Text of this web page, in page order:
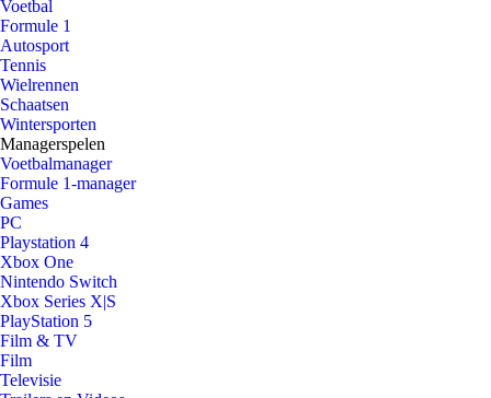
Voetbal
Formule 1
Autosport
Tennis
Wielrennen
Schaatsen
Wintersporten
Managerspelen
Voetbalmanager
Formule 1-manager
Games
PC
Playstation 4
Xbox One
Nintendo Switch
Xbox Series X|S
PlayStation 5
Film & TV
Film
Televisie